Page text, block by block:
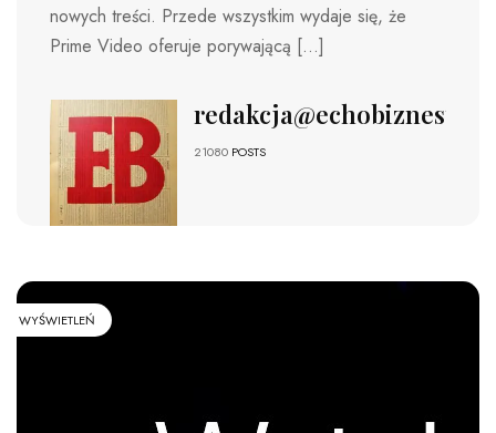
nowych treści. Przede wszystkim wydaje się, że
Prime Video oferuje porywającą […]
redakcja@echobiznesu.pl
21080 POSTS
WYŚWIETLEŃ